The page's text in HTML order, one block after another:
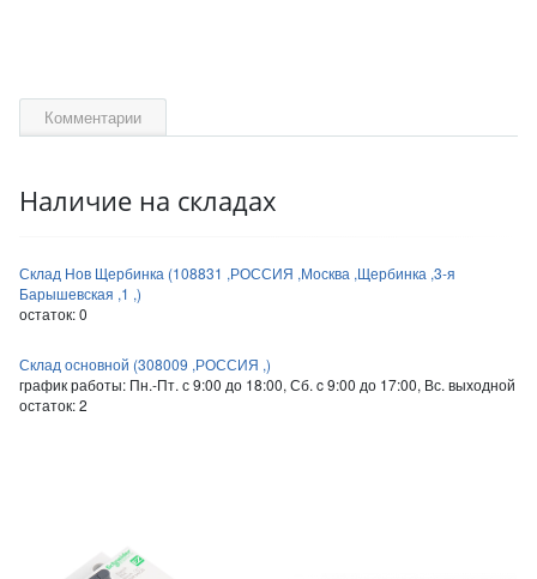
Комментарии
Наличие на складах
Склад Нов Щербинка (108831 ,РОССИЯ ,Москва ,Щербинка ,3-я
Барышевская ,1 ,)
остаток:0
Склад основной (308009 ,РОССИЯ ,)
график работы: Пн.-Пт. с 9:00 до 18:00, Сб. c 9:00 до 17:00, Вс. выходной
остаток:2